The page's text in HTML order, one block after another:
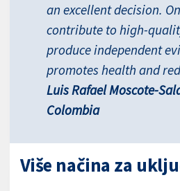
an excellent decision.
contribute to high-
produce independent
promotes health and
Luis Rafael Moscote-
Colombia
Više načina za